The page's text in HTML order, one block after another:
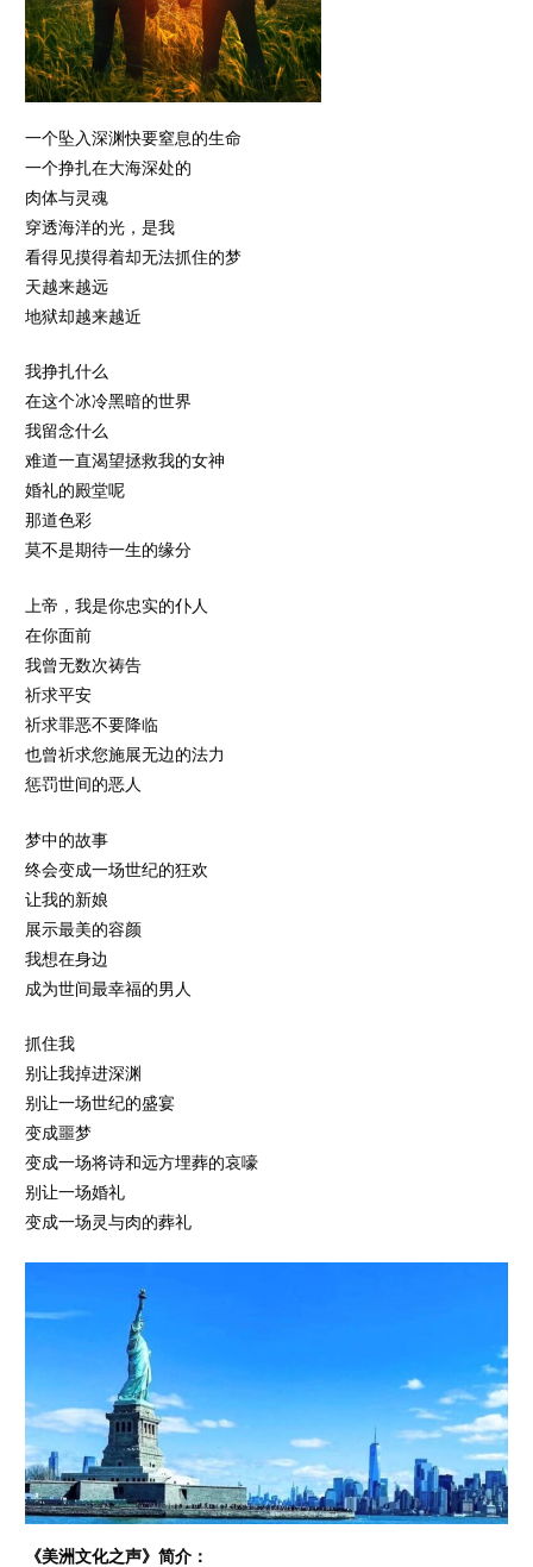
一个坠入深渊快要窒息的生命
一个挣扎在大海深处的
肉体与灵魂
穿透海洋的光，是我
看得见摸得着却无法抓住的梦
天越来越远
地狱却越来越近
我挣扎什么
在这个冰冷黑暗的世界
我留念什么
难道一直渴望拯救我的女神
婚礼的殿堂呢
那道色彩
莫不是期待一生的缘分
上帝，我是你忠实的仆人
在你面前
我曾无数次祷告
祈求平安
祈求罪恶不要降临
也曾祈求您施展无边的法力
惩罚世间的恶人
梦中的故事
终会变成一场世纪的狂欢
让我的新娘
展示最美的容颜
我想在身边
成为世间最幸福的男人
抓住我
别让我掉进深渊
别让一场世纪的盛宴
变成噩梦
变成一场将诗和远方埋葬的哀嚎
别让一场婚礼
变成一场灵与肉的葬礼
《美洲文化之声》简介：